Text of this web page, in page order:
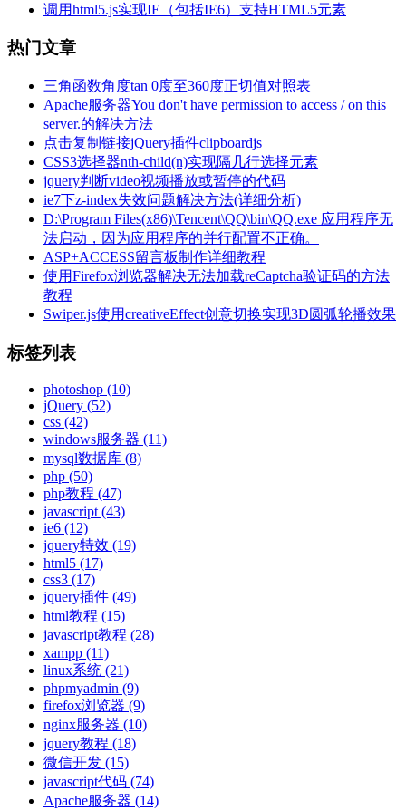
调用html5.js实现IE（包括IE6）支持HTML5元素
热门文章
三角函数角度tan 0度至360度正切值对照表
Apache服务器You don't have permission to access / on this
server.的解决方法
点击复制链接jQuery插件clipboardjs
CSS3选择器nth-child(n)实现隔几行选择元素
jquery判断video视频播放或暂停的代码
ie7下z-index失效问题解决方法(详细分析)
D:\Program Files(x86)\Tencent\QQ\bin\QQ.exe 应用程序无
法启动，因为应用程序的并行配置不正确。
ASP+ACCESS留言板制作详细教程
使用Firefox浏览器解决无法加载reCaptcha验证码的方法
教程
Swiper.js使用creativeEffect创意切换实现3D圆弧轮播效果
标签列表
photoshop (10)
jQuery (52)
css (42)
windows服务器 (11)
mysql数据库 (8)
php (50)
php教程 (47)
javascript(43)
ie6 (12)
jquery特效 (19)
html5 (17)
css3 (17)
jquery插件 (49)
html教程 (15)
javascript教程 (28)
xampp (11)
linux系统 (21)
phpmyadmin (9)
firefox浏览器 (9)
nginx服务器 (10)
jquery教程 (18)
微信开发 (15)
javascript代码 (74)
Apache服务器 (14)